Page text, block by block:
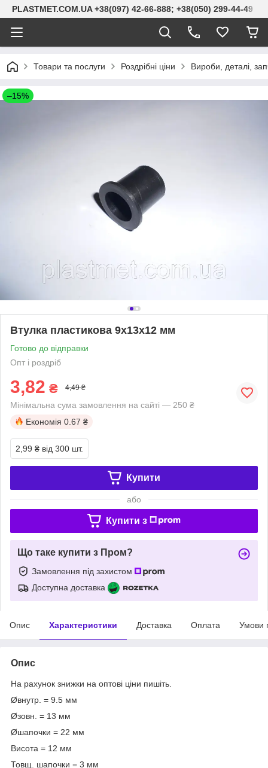
PLASTMET.COM.UA +38(097) 42-66-888; +38(050) 299-44-49
Товари та послуги Роздрібні ціни Вироби, деталі,
–15%
Втулка пластикова 9х13х12 мм
Готово до відправки
Опт і роздріб
3,82 ₴ 4,49 ₴
Мінімальна сума замовлення на сайті — 250 ₴
Економія 0.67 ₴
2,99 ₴ від 300 шт.
Купити
або
Купити з
Що таке купити з Пром?
Замовлення під захистом
Доступна доставка
Опис Характеристики Доставка Оплата Умови
Опис
На рахунок знижки на оптові ціни пишіть.
Øвнутр. = 9.5 мм
Øзовн. = 13 мм
Øшапочки = 22 мм
Висота = 12 мм
Товщ. шапочки = 3 мм